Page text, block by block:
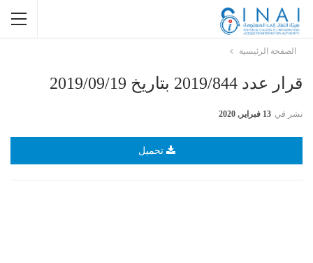
الصفحة الرئيسية
قرار عدد 2019/844 بتاريخ 2019/09/19
نشر في 13 فبراير, 2020
تحميل